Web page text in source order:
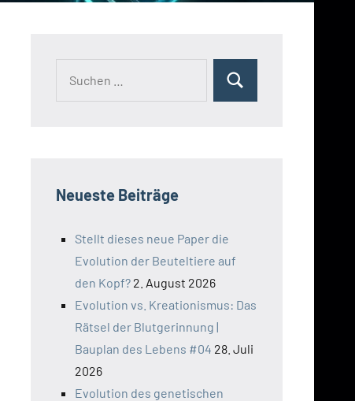
Suchen
Neueste Beiträge
Stellt dieses neue Paper die
Evolution der Beuteltiere auf
den Kopf? 2. August 2026
Evolution vs. Kreationismus: Das
Rätsel der Blutgerinnung |
Bauplan des Lebens #04 28. Juli
2026
Evolution des genetischen